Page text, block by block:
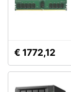
€ 1772,12